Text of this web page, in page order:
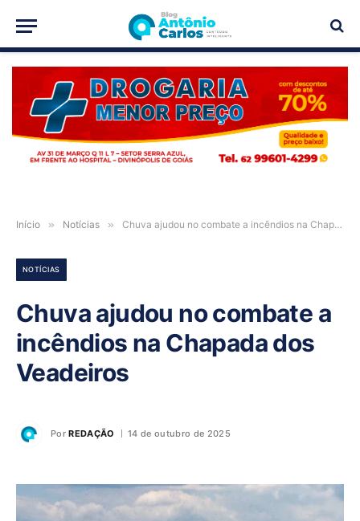
PUBLICIDADE
Início » Notícias » Chuva ajudou no combate a incêndios na Chapada dos Veadeiros
NOTÍCIAS
Chuva ajudou no combate a
incêndios na Chapada dos
Veadeiros
Por REDAÇÃO 14 de outubro de 2025